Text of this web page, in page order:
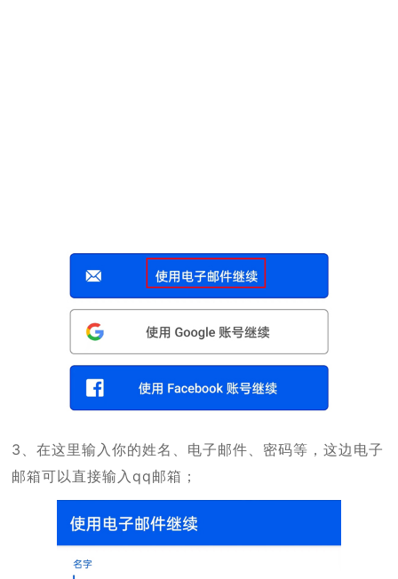
3、在这里输入你的姓名、电子邮件、密码等，这边电子
邮箱可以直接输入qq邮箱；